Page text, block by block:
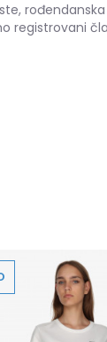
registrovani